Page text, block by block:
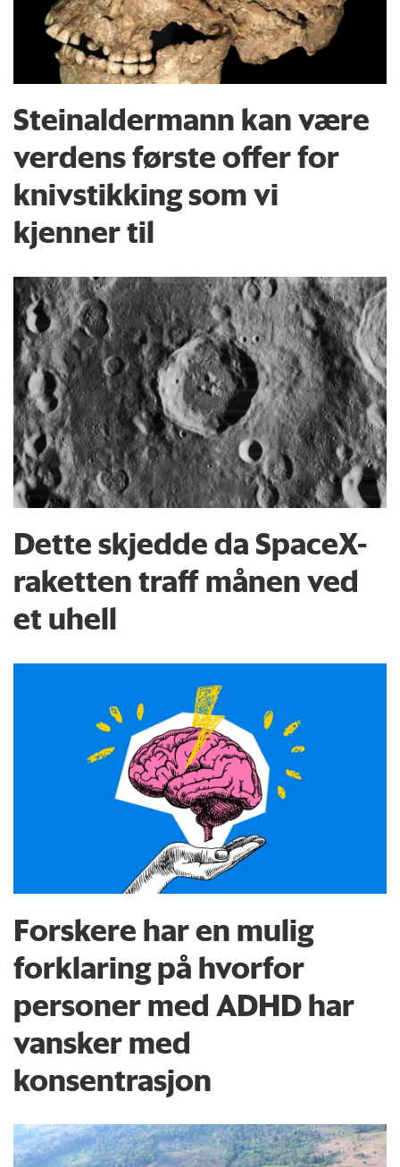
Steinaldermann kan være
verdens første offer for
knivstikking som vi
kjenner til
Dette skjedde da SpaceX-
raketten traff månen ved
et uhell
Forskere har en mulig
forklaring på hvorfor
personer med ADHD har
vansker med
konsentrasjon